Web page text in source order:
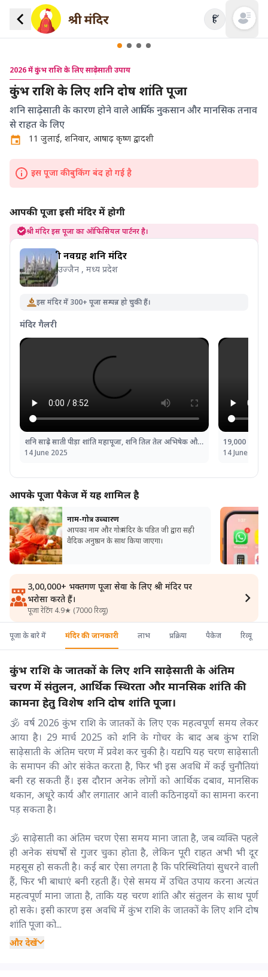
हिं Open
2026 में कुंभ राशि के लिए साढ़ेसाती उपाय
कुंभ राशि के लिए शनि दोष शांति पूजा
शनि साढ़ेसाती के कारण होने वाले आर्थिक नुकसान और मानसिक तनाव
से राहत के लिए
11 जुलाई, शनिवार, आषाढ़ कृष्ण द्वादशी
इस पूजा की बुकिंग बंद हो गई है
आपकी पूजा इसी मंदिर में होगी
श्री मंदिर इस पूजा का ऑफिसियल पार्टनर है।
श्री नवग्रह शनि मंदिर
उज्जैन , मध्य प्रदेश
इस मंदिर में 300+ पूजा सम्पन्न हो चुकी हैं।
मंदिर गैलरी
शनि साढ़े साती पीड़ा शांति महापूजा, शनि तिल तेल अभिषेक और महादशा शांति महापूजा
14 June 2025
14 June 2025
आपके पूजा पैकेज में यह शामिल है
नाम-गोत्र उच्चारण
आपका नाम और गोत्र मंदिर के पंडित जी द्वारा सही
वैदिक अनुष्ठान के साथ किया जाएगा।
3,00,000+ भक्तगण पूजा सेवा के लिए श्री मंदिर पर
भरोसा करते हैं।
पूजा रेटिंग 4.9★ (7000 रिव्यू)
पूजा के बारे में मंदिर की जानकारी लाभ प्रक्रिया पैकेज रिव्यू
कुंभ राशि के जातकों के लिए शनि साढ़ेसाती के अंतिम
चरण में संतुलन, आर्थिक स्थिरता और मानसिक शांति की
कामना हेतु विशेष शनि दोष शांति पूजा।
🕉️ वर्ष 2026 कुंभ राशि के जातकों के लिए एक महत्वपूर्ण समय लेकर
आया है। 29 मार्च 2025 को शनि के गोचर के बाद अब कुंभ राशि
साढ़ेसाती के अंतिम चरण में प्रवेश कर चुकी है। यद्यपि यह चरण साढ़ेसाती
के समापन की ओर संकेत करता है, फिर भी इस अवधि में कई चुनौतियां
बनी रह सकती हैं। इस दौरान अनेक लोगों को आर्थिक दबाव, मानसिक
थकान, अधूरे कार्य और लगातार आने वाली कठिनाइयों का सामना करना
पड़ सकता है।
🕉️ साढ़ेसाती का अंतिम चरण ऐसा समय माना जाता है, जब व्यक्ति पहले
ही अनेक संघर्षों से गुजर चुका होता है, लेकिन पूरी राहत अभी भी दूर
महसूस हो सकती है। कई बार ऐसा लगता है कि परिस्थितियां सुधरने वाली
हैं, फिर भी बाधाएं बनी रहती हैं। ऐसे समय में उचित उपाय करना अत्यंत
महत्वपूर्ण माना जाता है, ताकि यह चरण शांति और संतुलन के साथ पूर्ण
हो सके। इसी कारण इस अवधि में कुंभ राशि के जातकों के लिए शनि दोष
शांति पूजा को...
और देखें